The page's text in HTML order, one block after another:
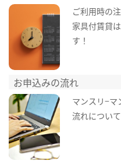
ご利用時の
家具付賃貸
す！
お申込みの流れ
マンスリ−マ
流れについ